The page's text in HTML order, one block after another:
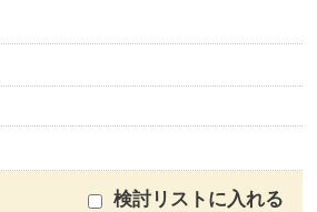
検討リストに入れる